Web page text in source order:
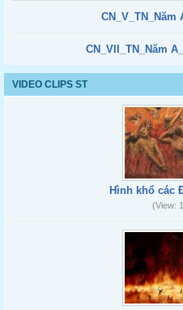
CN_VII_TN_Năm
VIDEO CLIPS ST
Hình khổ các
(View: